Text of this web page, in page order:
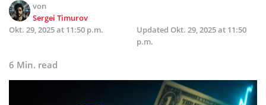
von
Sergei Timurov
Okt. 29, 2025 at 11:50 p.m.
Updated Okt. 29, 2025 at 11:50
p.m.
6 Min. read